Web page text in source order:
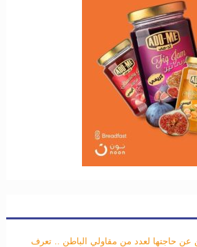
عن حاجتها لعدد من مقاولي الباطن .. تعرف